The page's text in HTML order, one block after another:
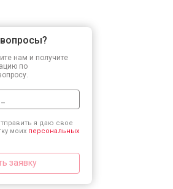
нам и получите
по
я даю свое
моих персональных
заявку